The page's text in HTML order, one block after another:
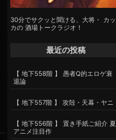
30分でサクッと聞ける、大将・ カッ
カの 酒場トークラジオ！
最近の投稿
【 地下558階 】 愚者Q的エロゲ衰
退論
【 地下557階 】 攻殻・天幕・ヤニ
【 地下556階 】 置き手紙ご紹介 夏
アニメ注目作